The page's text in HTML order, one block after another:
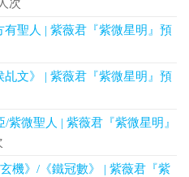
次
聖人 | 紫薇君『紫微星明』預
文》 | 紫薇君『紫微星明』預
紫微聖人 | 紫薇君『紫微星明』
機》/《鐵冠數》 | 紫薇君『紫